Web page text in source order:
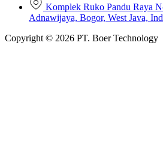
Komplek Ruko Pandu Raya
Adnawijaya, Bogor, West Java,
Copyright © 2026 PT. Boer Technology